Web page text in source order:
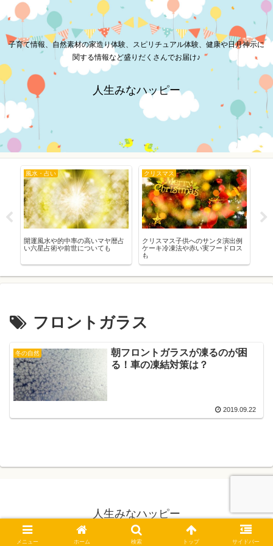
子育て情報、自然素材の家造り体験、スピリチュアル体験、健康や日月神示に
関する情報など盛りだくさんでお届け♪
人生みなハッピー
風水・占い
開運風水や的中率の高いマヤ暦占
い六星占術や前世についても
クリスマス
クリスマス子供へのサンタ演出例
ケーキ冷凍法や赤い実フードロス
も
フロントガラス
冬の自然
朝フロントガラスが凍るのが困
る！車の凍結対策は？
2019.09.22
人生みなハッピー
© 2019 人生みなハッピー.
メニュー ホーム 検索 トップ サイドバー